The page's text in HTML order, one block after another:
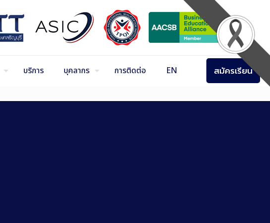
บริการ บุคลากร การติดต่อ EN สมัครเรียน